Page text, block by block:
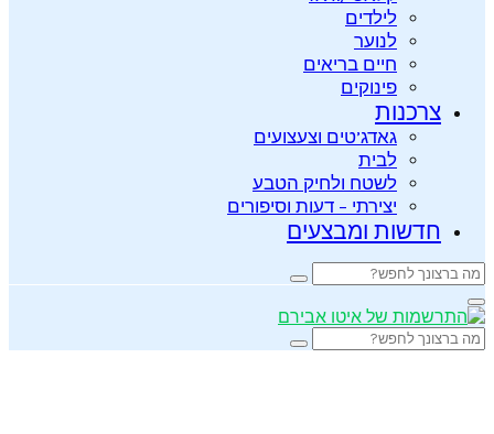
לילדים
לנוער
חיים בריאים
פינוקים
צרכנות
גאדג’טים וצעצועים
לבית
לשטח ולחיק הטבע
יצירתי – דעות וסיפורים
חדשות ומבצעים
Search
for:
Search
Primary
Menu
Search
for:
Search